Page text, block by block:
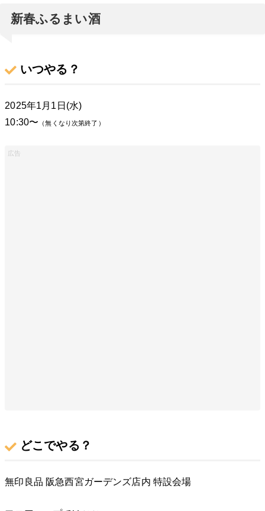
新春ふるまい酒
いつやる？
2025年1月1日(水)
10:30〜
（無くなり次第終了）
どこでやる？
無印良品 阪急西宮ガーデンズ店内 特設会場